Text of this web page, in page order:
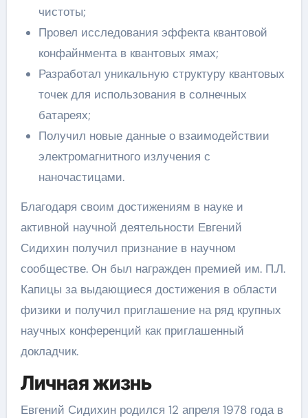
чистоты;
Провел исследования эффекта квантовой
конфайнмента в квантовых ямах;
Разработал уникальную структуру квантовых
точек для использования в солнечных
батареях;
Получил новые данные о взаимодействии
электромагнитного излучения с
наночастицами.
Благодаря своим достижениям в науке и
активной научной деятельности Евгений
Сидихин получил признание в научном
сообществе. Он был награжден премией им. П.Л.
Капицы за выдающиеся достижения в области
физики и получил приглашение на ряд крупных
научных конференций как приглашенный
докладчик.
Личная жизнь
Евгений Сидихин родился 12 апреля 1978 года в